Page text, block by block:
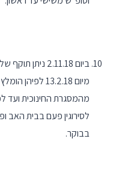
ביום 2.11.18
מיום 13.2.18
מהמסגרת החינוכית ועד
לסירוגין פעם בבית האב
בבוקר.